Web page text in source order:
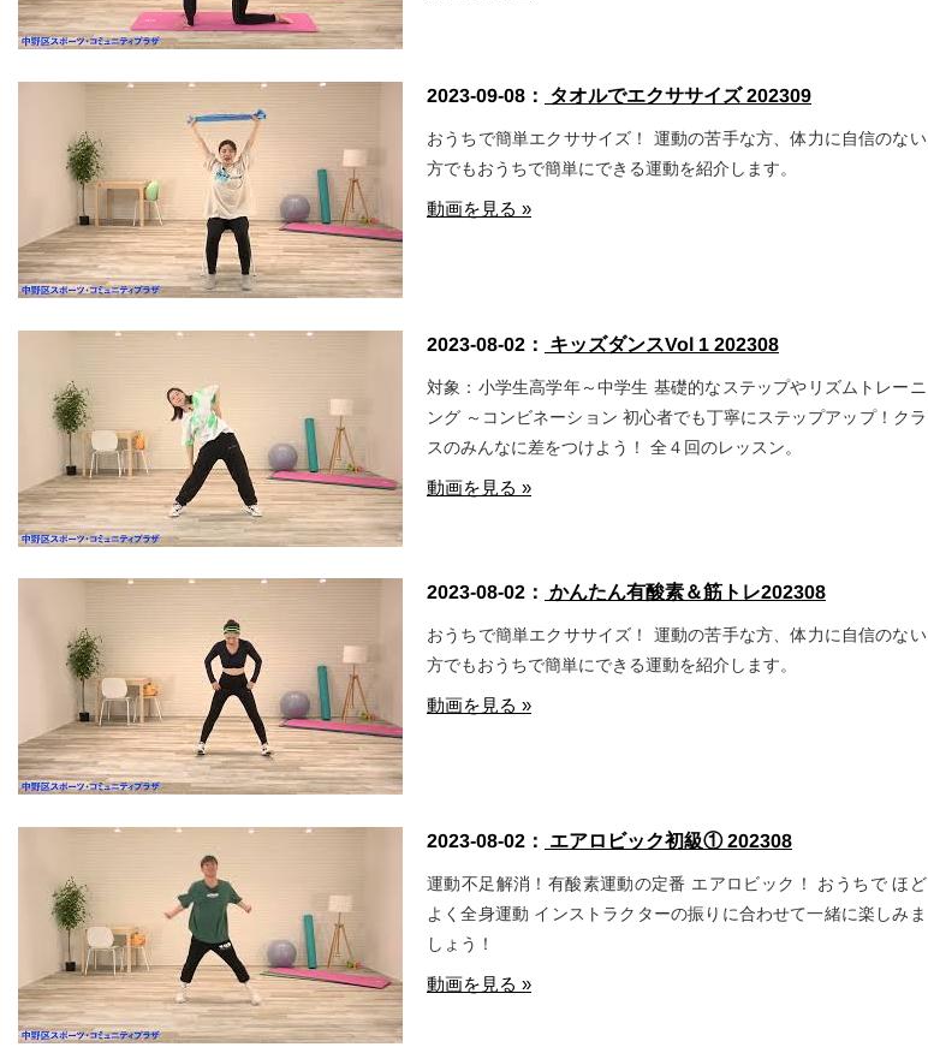
2023-09-08： タオルでエクササイズ 202309
おうちで簡単エクササイズ！ 運動の苦手な方、体力に自信のない
方でもおうちで簡単にできる運動を紹介します。
動画を見る »
2023-08-02： キッズダンスVol 1 202308
対象：小学生高学年～中学生 基礎的なステップやリズムトレーニ
ング ～コンビネーション 初心者でも丁寧にステップアップ！クラ
スのみんなに差をつけよう！ 全４回のレッスン。
動画を見る »
2023-08-02： かんたん有酸素＆筋トレ202308
おうちで簡単エクササイズ！ 運動の苦手な方、体力に自信のない
方でもおうちで簡単にできる運動を紹介します。
動画を見る »
2023-08-02： エアロビック初級① 202308
運動不足解消！有酸素運動の定番 エアロビック！ おうちで ほど
よく全身運動 インストラクターの振りに合わせて一緒に楽しみま
しょう！
動画を見る »